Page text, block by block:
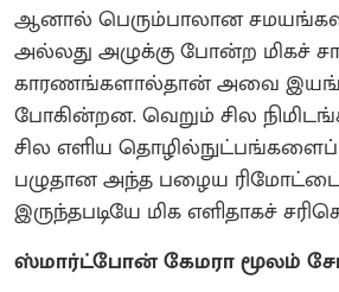
ஆனால் பெரும்பாலான
அல்லது அழுக்கு போன்ற மிகச்
காரணங்களால்தான் அவை
போகின்றன. வெறும் சில
சில எளிய தொழில்நுட்பங்களைப்
பழுதான அந்த பழைய
இருந்தபடியே மிக எளிதாகச்
ஸ்மார்ட்போன் கேமரா மூலம்